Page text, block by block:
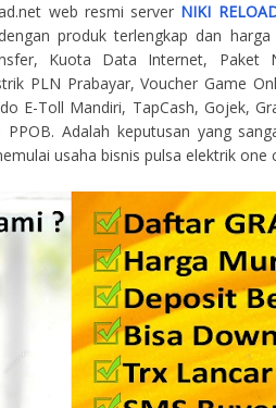
web resmi server NIKI
dengan produk terlengkap dan
Kuota Data Internet, Paket
PLN Prabayar, Voucher Game
E-Toll Mandiri, TapCash, Gojek,
Adalah keputusan yang
usaha bisnis pulsa elektrik one